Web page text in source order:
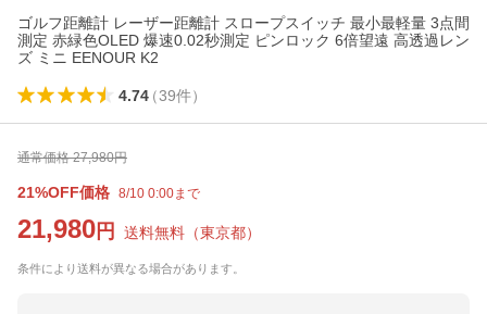
ゴルフ距離計 レーザー距離計 スロープスイッチ 最小最軽量 3点間
測定 赤緑色OLED 爆速0.02秒測定 ピンロック 6倍望遠 高透過レン
ズ ミニ EENOUR K2
4.74（39件）
通常価格 27,980円
21%OFF価格 8/10 0:00まで
21,980 円 送料無料 （東京都）
条件により送料が異なる場合があります。